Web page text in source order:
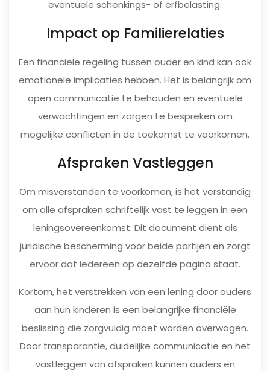
eventuele schenkings- of erfbelasting.
Impact op Familierelaties
Een financiële regeling tussen ouder en kind kan ook
emotionele implicaties hebben. Het is belangrijk om
open communicatie te behouden en eventuele
verwachtingen en zorgen te bespreken om
mogelijke conflicten in de toekomst te voorkomen.
Afspraken Vastleggen
Om misverstanden te voorkomen, is het verstandig
om alle afspraken schriftelijk vast te leggen in een
leningsovereenkomst. Dit document dient als
juridische bescherming voor beide partijen en zorgt
ervoor dat iedereen op dezelfde pagina staat.
Kortom, het verstrekken van een lening door ouders
aan hun kinderen is een belangrijke financiële
beslissing die zorgvuldig moet worden overwogen.
Door transparantie, duidelijke communicatie en het
vastleggen van afspraken kunnen ouders en